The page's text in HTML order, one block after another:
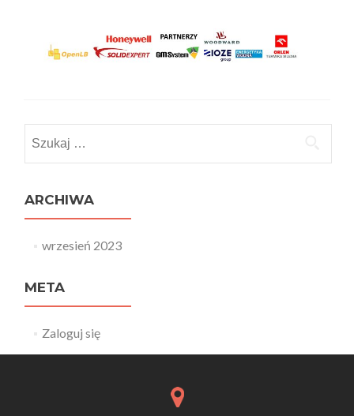
ARCHIWA
wrzesień 2023
META
Zaloguj się